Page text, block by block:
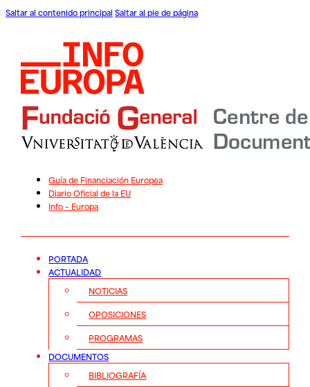
Saltar al contenido principal Saltar al pie de página
Guía de Financiación Europea
Diario Oficial de la EU
Info – Europa
PORTADA
ACTUALIDAD
NOTICIAS
OPOSICIONES
PROGRAMAS
DOCUMENTOS
BIBLIOGRAFÍA